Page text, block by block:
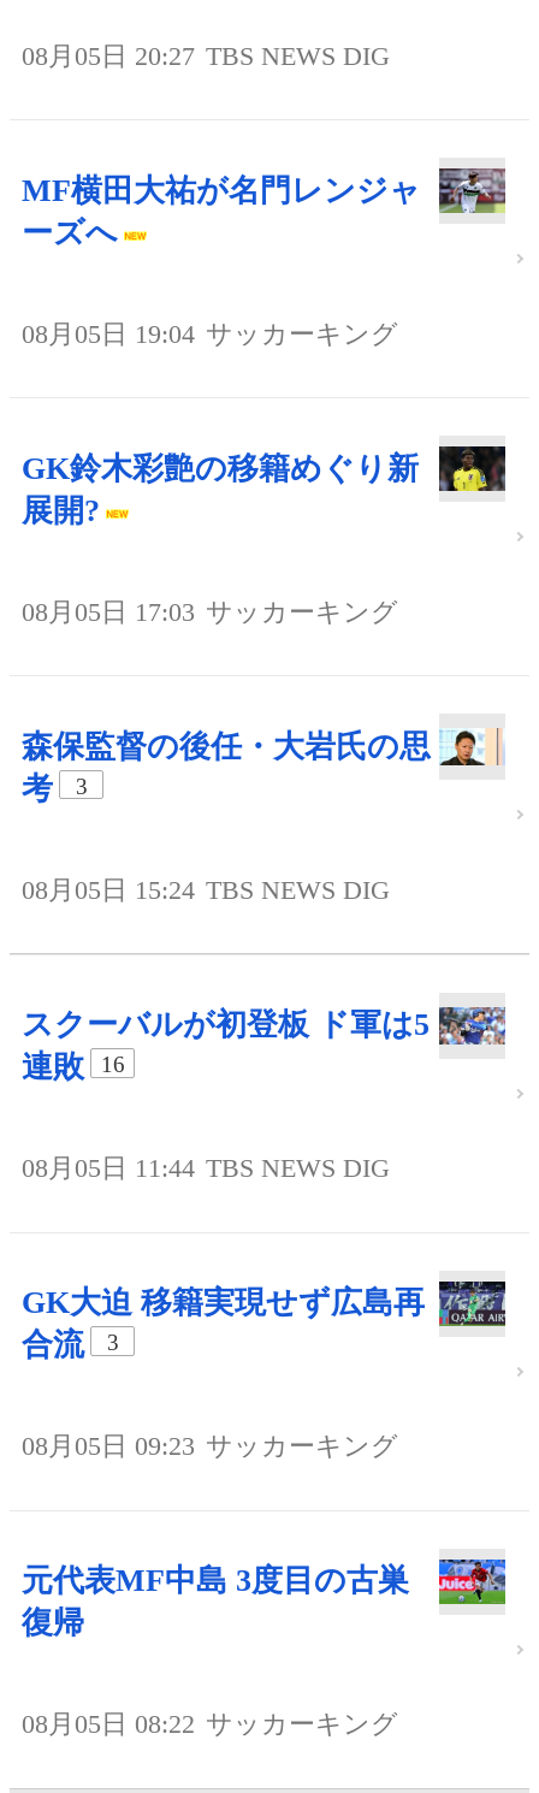
08月05日 20:27 TBS NEWS DIG
MF横田大祐が名門レンジャ
ーズへ
08月05日 19:04 サッカーキング
GK鈴木彩艶の移籍めぐり新
展開?
08月05日 17:03 サッカーキング
森保監督の後任・大岩氏の思
考
3
08月05日 15:24 TBS NEWS DIG
スクーバルが初登板 ド軍は5
連敗
16
08月05日 11:44 TBS NEWS DIG
GK大迫 移籍実現せず広島再
合流
3
08月05日 09:23 サッカーキング
元代表MF中島 3度目の古巣
復帰
08月05日 08:22 サッカーキング